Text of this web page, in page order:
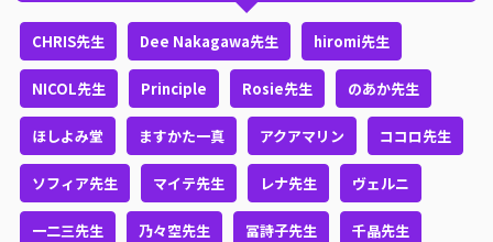
CHRIS先生 Dee Nakagawa先生 hiromi先生
NICOL先生 Principle Rosie先生 のあか先生
ほしよみ堂 ますかた一真 アクアマリン ココロ先生
ソフィア先生 マイテ先生 レナ先生 ヴェルニ
一二三先生 乃々空先生 冨詩子先生 千晶先生